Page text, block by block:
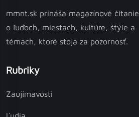
mmnt.sk prináša magazínové čítanie
o ľuďoch, miestach, kultúre, štýle a
témach, ktoré stoja za pozornosť.
Rubriky
Zaujímavosti